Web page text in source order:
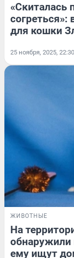
«Скиталась
для кошки
25 ноября, 2025, 22:30
ЖИВОТНЫЕ
На
обнаружили
ему ищут